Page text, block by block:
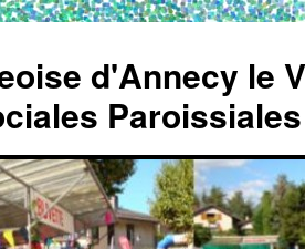
d'Annecy le